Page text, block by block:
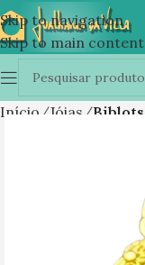
Skip to navigation
Skip to main content
Início Jóias Biblots